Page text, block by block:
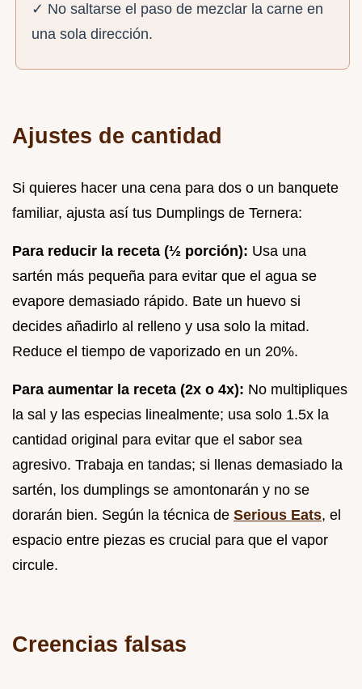
✓ No saltarse el paso de mezclar la carne en
una sola dirección.
Ajustes de cantidad
Si quieres hacer una cena para dos o un banquete
familiar, ajusta así tus Dumplings de Ternera:
Para reducir la receta (½ porción): Usa una
sartén más pequeña para evitar que el agua se
evapore demasiado rápido. Bate un huevo si
decides añadirlo al relleno y usa solo la mitad.
Reduce el tiempo de vaporizado en un 20%.
Para aumentar la receta (2x o 4x): No multipliques
la sal y las especias linealmente; usa solo 1.5x la
cantidad original para evitar que el sabor sea
agresivo. Trabaja en tandas; si llenas demasiado la
sartén, los dumplings se amontonarán y no se
dorarán bien. Según la técnica de Serious Eats, el
espacio entre piezas es crucial para que el vapor
circule.
Creencias falsas